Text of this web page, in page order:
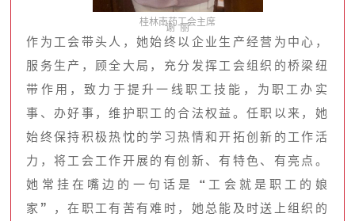
桂林南药工会主席
谢 丽
作为工会带头人，她始终以企业生产经营为中心，
服务生产，顾全大局，充分发挥工会组织的桥梁纽
带作用，致力于提升一线职工技能，为职工办实
事、办好事，维护职工的合法权益。任职以来，她
始终保持积极热忱的学习热情和开拓创新的工作活
力，将工会工作开展的有创新、有特色、有亮点。
她常挂在嘴边的一句话是“工会就是职工的娘
家”，在职工有苦有难时，她总能及时送上组织的